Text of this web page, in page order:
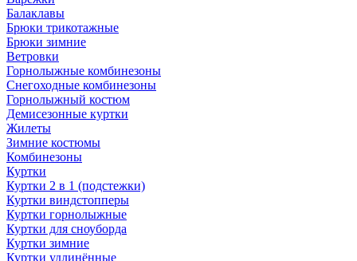
Балаклавы
Брюки трикотажные
Брюки зимние
Ветровки
Горнолыжные комбинезоны
Снегоходные комбинезоны
Горнолыжный костюм
Демисезонные куртки
Жилеты
Зимние костюмы
Комбинезоны
Куртки
Куртки 2 в 1 (подстежки)
Куртки виндстопперы
Куртки горнолыжные
Куртки для сноуборда
Куртки зимние
Куртки удлинённые